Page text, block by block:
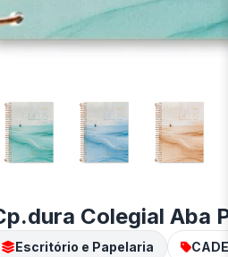
Colegial
Escritório e Papelaria